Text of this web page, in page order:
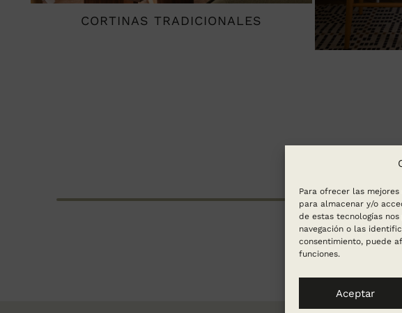
Para ofrecer las
para almacenar y/o
de estas tecnologías
navegación o las
consentimiento, puede
funciones.
Aceptar
CORTINAS TRADICIONALES